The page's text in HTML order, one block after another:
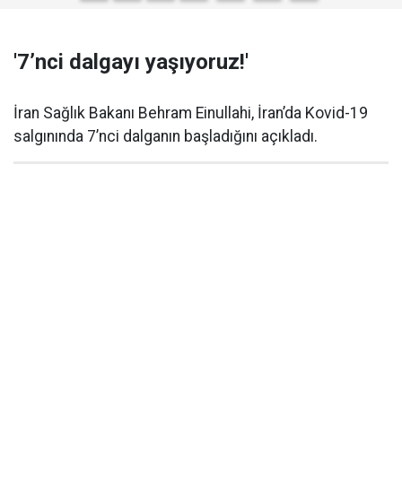
'7’nci dalgayı yaşıyoruz!'
İran Sağlık Bakanı Behram Einullahi, İran’da Kovid-19
salgınında 7’nci dalganın başladığını açıkladı.